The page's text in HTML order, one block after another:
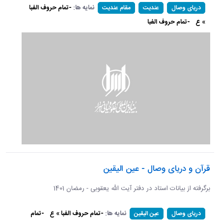
دریای وصال عندیت مقام عندیت نمایه ها: -تمام حروف الفبا
» ع -تمام حروف الفبا
قرآن و دریای وصال - عین الیقین
برگرفته از بیانات استاد در دفتر آیت الله یعقوبی - رمضان 1401
دریای وصال عین الیقین نمایه ها: -تمام حروف الفبا » ع -تمام